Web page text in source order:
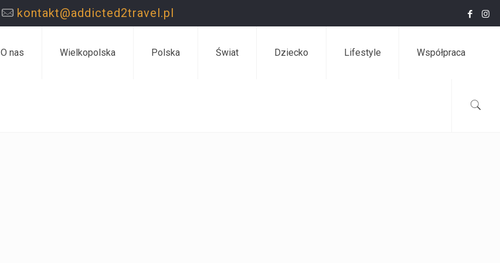
kontakt@addicted2travel.pl
O nas Wielkopolska Polska Świat Dziecko Lifestyle Współpraca